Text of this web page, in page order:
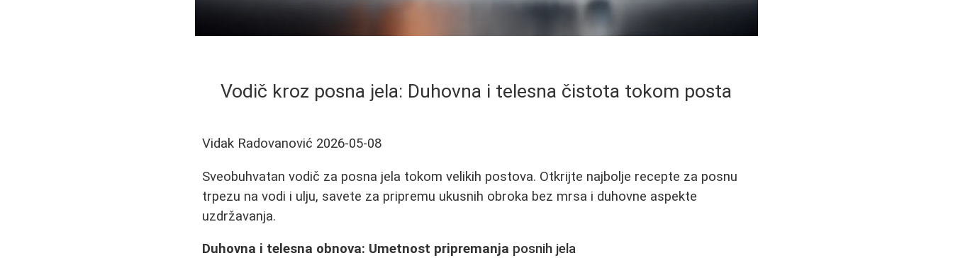
Vodič kroz posna jela: Duhovna i telesna čistota tokom posta
Vidak Radovanović 2026-05-08
Sveobuhvatan vodič za posna jela tokom velikih postova. Otkrijte najbolje recepte za posnu
trpezu na vodi i ulju, savete za pripremu ukusnih obroka bez mrsa i duhovne aspekte
uzdržavanja.
Duhovna i telesna obnova: Umetnost pripremanja posnih jela